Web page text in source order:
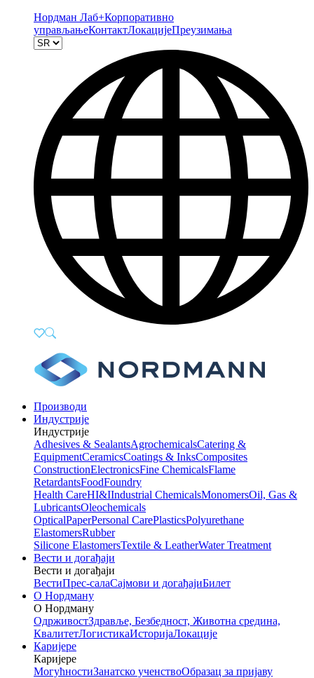
Нордман Лаб+Корпоративно
управљањеКонтактЛокацијеПреузимања
Производи
Индустрије
Индустрије
Adhesives & SealantsAgrochemicalsCatering &
EquipmentCeramicsCoatings & InksComposites
ConstructionElectronicsFine ChemicalsFlame
RetardantsFoodFoundry
Health CareHI&IIndustrial ChemicalsMonomersOil, Gas &
LubricantsOleochemicals
OpticalPaperPersonal CarePlasticsPolyurethane
ElastomersRubber
Silicone ElastomersTextile & LeatherWater Treatment
Вести и догађаји
Вести и догађаји
ВестиПрес-салаСајмови и догађајиБилет
О Нордману
О Нордману
ОдрживостЗдравље, Безбедност, Животна средина,
КвалитетЛогистикаИсторијаЛокације
Каријере
Каријере
МогућностиЗанатско ученствоОбразац за пријаву